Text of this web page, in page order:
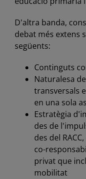
D'altra banda,
debat més extens
següents:
Continguts
Naturalesa
transversals
en una sola
Estratègia
des de
des del
co-
privat que
mobilitat